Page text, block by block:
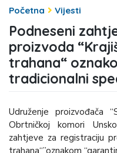
Početna Vijesti
Podneseni
proizvoda
trahana“
tradicionalni
Udruženje proizvođača
Obrtničkoj komori
zahtjeve za registraciju
trahana“”oznakom